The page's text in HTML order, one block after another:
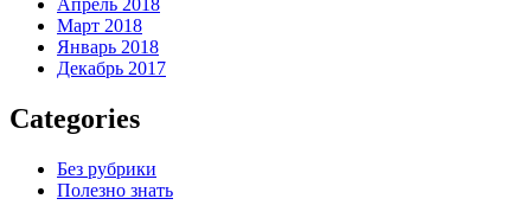
Апрель 2018
Март 2018
Январь 2018
Декабрь 2017
Categories
Без рубрики
Полезно знать